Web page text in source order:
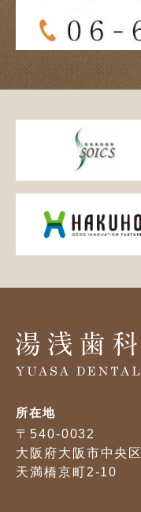
所在地
〒540-0032
大阪府大阪市中央区
天満橋京町2-10